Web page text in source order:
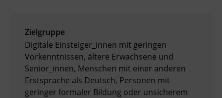
Zielgruppe
Digitale Einsteiger_innen mit geringen
Vorkenntnissen, ältere Erwachsene und
Senior_innen, Menschen mit einer anderen
Erstsprache als Deutsch, Personen mit
geringer formaler Bildung oder unsicherem